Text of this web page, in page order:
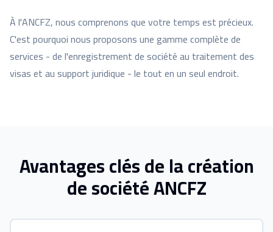
À l'ANCFZ, nous comprenons que votre temps est précieux.
C'est pourquoi nous proposons une gamme complète de
services - de l'enregistrement de société au traitement des
visas et au support juridique - le tout en un seul endroit.
Avantages clés de la création
de société ANCFZ